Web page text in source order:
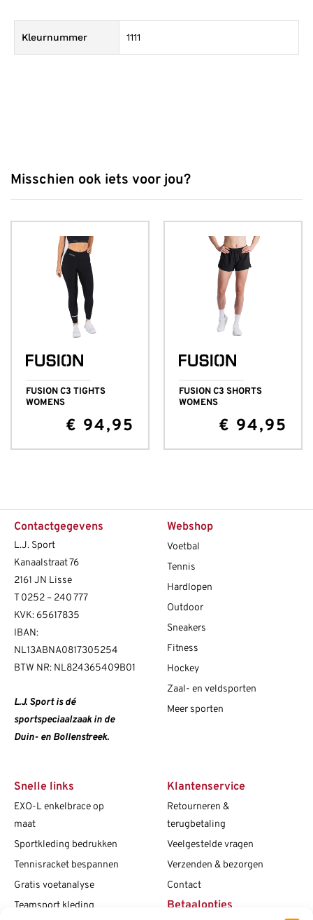
Kleurnummer 1111
Misschien ook iets voor jou?
FUSION C3 TIGHTS
WOMENS
€ 94,95
FUSION C3 SHORTS
WOMENS
€ 94,95
Contactgegevens
L.J. Sport
Kanaalstraat 76
2161 JN Lisse
T0252 – 240 777
KVK: 65617835
IBAN:
NL13ABNA0817305254
BTW NR: NL824365409B01
L.J. Sport is dé
sportspeciaalzaak in de
Duin- en Bollenstreek.
Webshop
Voetbal
Tennis
Hardlopen
Outdoor
Sneakers
Fitness
Hockey
Zaal- en veldsporten
Meer sporten
Snelle links
EXO-L enkelbrace op
maat
Sportkleding bedrukken
Tennisracket bespannen
Gratis voetanalyse
Teamsport kleding
Klantenservice
Retourneren &
terugbetaling
Veelgestelde vragen
Verzenden & bezorgen
Contact
Betaalopties